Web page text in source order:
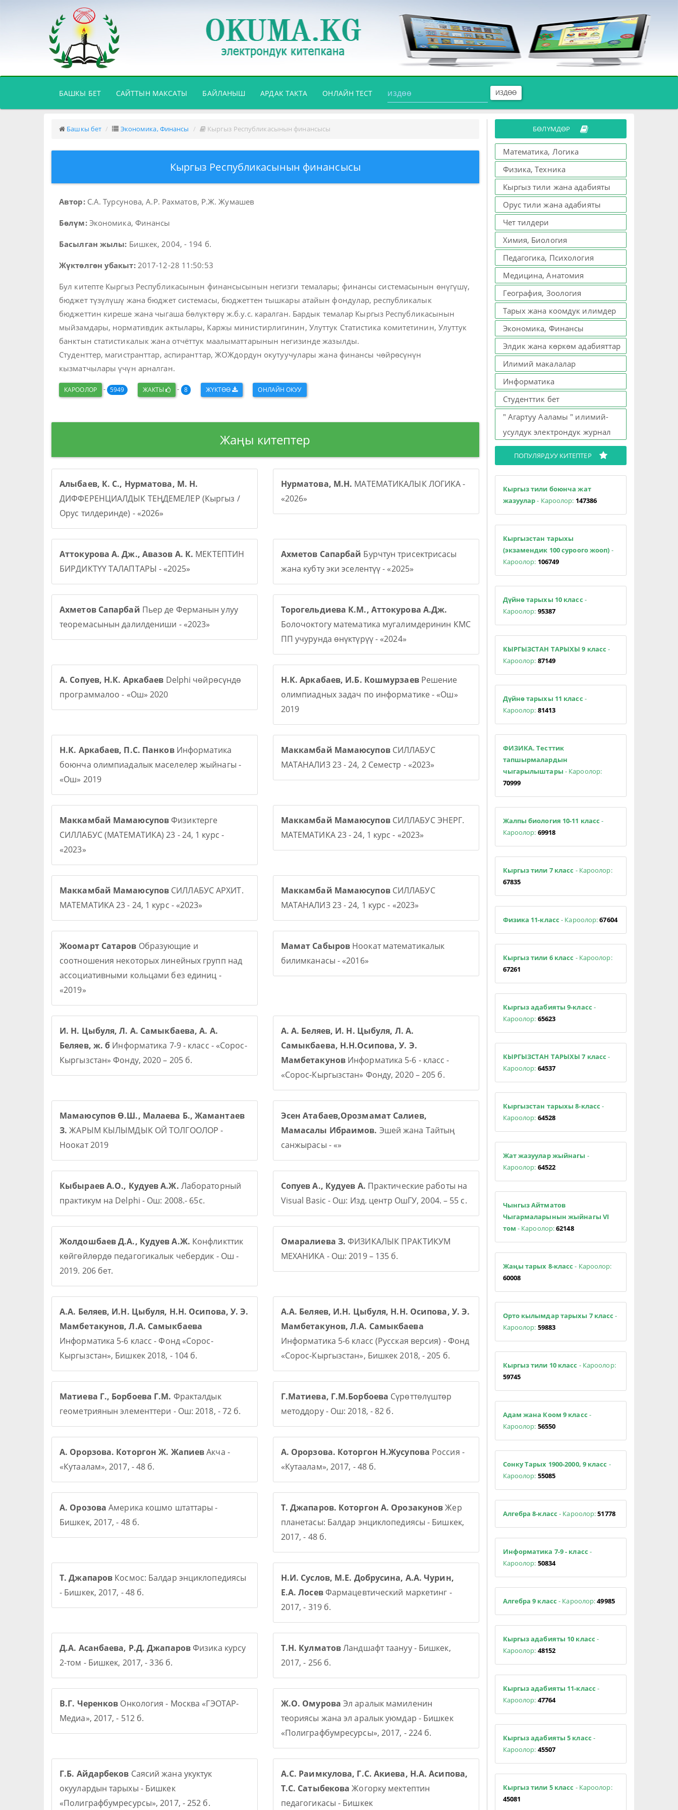
БАШКЫ БЕТ(CURRENT)
САЙТТЫН МАКСАТЫ БАЙЛАНЫШ АРДАК ТАКТА ОНЛАЙН ТЕСТ ИЗДӨӨ
Башкы бет Экономика, Финансы Кыргыз Республикасынын финансысы
Кыргыз Республикасынын финансысы
Автор:С.А. Турсунова, А.Р. Рахматов, Р.Ж. Жумашев
Бөлүм:Экономика, Финансы
Басылган жылы: Бишкек, 2004, - 194 б.
Жүктөлгөн убакыт:2017-12-28 11:50:53
Бул китепте Кыргыз Республикасынын финансысынын негизги темалары; финансы системасынын өнүгүшү,
бюджет түзүлүшү жана бюджет системасы, бюджеттен тышкары атайын фондулар, республикалык
бюджеттин киреше жана чыгаша бөлүктөрү ж.б.у.с. каралган. Бардык темалар Кыргыз Республикасынын
мыйзамдары, нормативдик актылары, Каржы министирлигинин, Улуттук Статистика комитетинин, Улуттук
банктын статистикалык жана отчёттук маалыматтарынын негизинде жазылды.
Студенттер, магистранттар, аспиранттар, ЖОЖдордун окутуучулары жана финансы чөйрөсүнүн
кызматчылары үчүн арналган.
КАРООЛОР - 5949 ЖАКТЫ - 8 ЖҮКТӨӨ ОНЛАЙН ОКУУ
Жаңы китептер
Алыбаев, К. С., Нурматова, М. Н.
ДИФФЕРЕНЦИАЛДЫК ТЕҢДЕМЕЛЕР (Кыргыз /
Орус тилдеринде) - «2026»
Нурматова, М.Н. МАТЕМАТИКАЛЫК ЛОГИКА -
«2026»
Аттокурова А. Дж., Авазов А. К. МЕКТЕПТИН
БИРДИКТҮҮ ТАЛАПТАРЫ - «2025»
Ахметов Сапарбай Бурчтун трисектрисасы
жана кубту эки эселентүү - «2025»
Ахметов Сапарбай Пьер де Ферманын улуу
теоремасынын далилдениши - «2023»
Торогельдиева К.М., Аттокурова А.Дж.
Болочоктогу математика мугалимдеринин КМС
ПП учурунда өнүктүрүү - «2024»
А. Сопуев, Н.К. Аркабаев Delphi чөйрөсүндө
программалоо - «Ош» 2020
Н.К. Аркабаев, И.Б. КошмурзаевРешение
олимпиадных задач по информатике - «Ош»
2019
Н.К. Аркабаев, П.С. ПанковИнформатика
боюнча олимпиадалык маселелер жыйнагы -
«Ош» 2019
Маккамбай МамаюсуповСИЛЛАБУС
МАТАНАЛИЗ 23 - 24, 2 Семестр - «2023»
Маккамбай МамаюсуповФизиктерге
СИЛЛАБУС (МАТЕМАТИКА) 23 - 24, 1 курс -
«2023»
Маккамбай МамаюсуповСИЛЛАБУС ЭНЕРГ.
МАТЕМАТИКА 23 - 24, 1 курс - «2023»
Маккамбай Мамаюсупов СИЛЛАБУС АРХИТ.
МАТЕМАТИКА 23 - 24, 1 курс - «2023»
Маккамбай МамаюсуповСИЛЛАБУС
МАТАНАЛИЗ 23 - 24, 1 курс - «2023»
Жоомарт Сатаров Образующие и
соотношения некоторых линейных групп над
ассоциативными кольцами без единиц -
«2019»
Мамат Сабыров Ноокат математикалык
билимканасы - «2016»
И. Н. Цыбуля, Л. А. Самыкбаева, А. А.
Беляев, ж. б Информатика 7-9 - класс - «Сорос-
Кыргызстан» Фонду, 2020 – 205 б.
А. А. Беляев, И. Н. Цыбуля, Л. А.
Самыкбаева, Н.Н.Осипова, У. Э.
МамбетакуновИнформатика 5-6 - класс -
«Сорос-Кыргызстан» Фонду, 2020 – 205 б.
Мамаюсупов Ө.Ш., Малаева Б., Жамантаев
З. ЖАРЫМ КЫЛЫМДЫК ОЙ ТОЛГООЛОР -
Ноокат 2019
Эсен Атабаев,Орозмамат Салиев,
Мамасалы Ибраимов. Эшей жана Тайтың
санжырасы - «»
Кыбыраев А.О., Кудуев А.Ж. Лабораторный
практикум на Delphi - Ош: 2008.- 65с.
Сопуев А., Кудуев А. Практические работы на
Visual Basic - Ош: Изд. центр ОшГУ, 2004. – 55 с.
Жолдошбаев Д.А., Кудуев А.Ж. Конфликттик
көйгөйлөрдө педагогикалык чебердик - Ош -
2019. 206 бет.
Омаралиева З. ФИЗИКАЛЫК ПРАКТИКУМ
МЕХАНИКА - Ош: 2019 – 135 б.
А.А. Беляев, И.Н. Цыбуля, Н.Н. Осипова, У. Э.
Мамбетакунов, Л.А. Самыкбаева
Информатика 5-6 класс - Фонд «Сорос-
Кыргызстан», Бишкек 2018, - 104 б.
А.А. Беляев, И.Н. Цыбуля, Н.Н. Осипова, У. Э.
Мамбетакунов, Л.А. Самыкбаева
Информатика 5-6 класс (Русская версия) - Фонд
«Сорос-Кыргызстан», Бишкек 2018, - 205 б.
Матиева Г., Борбоева Г.М. Фракталдык
геометриянын элементтери - Ош: 2018, - 72 б.
Г.Матиева, Г.М.Борбоева Сүрөттөлүштөр
методдору - Ош: 2018, - 82 б.
А. Орорзова. Которгон Ж. ЖапиевАкча -
«Кутаалам», 2017, - 48 б.
А. Орорзова. Которгон Н.Жусупова Россия -
«Кутаалам», 2017, - 48 б.
А. Орозова Америка кошмо штаттары -
Бишкек, 2017, - 48 б.
Т. Джапаров. Которгон А. ОрозакуновЖер
планетасы: Балдар энциклопедиясы - Бишкек,
2017, - 48 б.
Т. Джапаров Космос: Балдар энциклопедиясы
- Бишкек, 2017, - 48 б.
Н.И. Суслов, М.Е. Добрусина, А.А. Чурин,
Е.А. ЛосевФармацевтический маркетинг -
2017, - 319 б.
Д.А. Асанбаева, Р.Д. ДжапаровФизика курсу
2-том - Бишкек, 2017, - 336 б.
Т.Н. КулматовЛандшафт таануу - Бишкек,
2017, - 256 б.
В.Г. Черенков Онкология - Москва «ГЭОТАР-
Медиа», 2017, - 512 б.
Ж.О. Омурова Эл аралык мамиленин
теориясы жана эл аралык уюмдар - Бишкек
«Полиграфбумресурсы», 2017, - 224 б.
Г.Б. Айдарбеков Саясий жана укуктук
окуулардын тарыхы - Бишкек
«Полиграфбумресурсы», 2017, - 252 б.
А.С. Раимкулова, Г.С. Акиева, Н.А. Асипова,
Т.С. Сатыбекова Жогорку мектептин
педагогикасы - Бишкек
БӨЛҮМДӨР
Математика, Логика
Физика, Техника
Кыргыз тили жана адабияты
Орус тили жана адабияты
Чет тилдери
Химия, Биология
Педагогика, Психология
Медицина, Анатомия
География, Зоология
Тарых жана коомдук илимдер
Экономика, Финансы
Элдик жана көркөм адабияттар
Илимий макалалар
Информатика
Студенттик бет
" Агартуу Ааламы " илимий-
усулдук электрондук журнал
ПОПУЛЯРДУУ КИТЕПТЕР
Кыргыз тили боюнча жат
жазуулар- Кароолор: 147386
Кыргызстан тарыхы
(экзамендик 100 суроого жооп) -
Кароолор: 106749
Дүйнө тарыхы 10 класс -
Кароолор: 95387
КЫРГЫЗСТАН ТАРЫХЫ 9 класс -
Кароолор: 87149
Дүйнө тарыхы 11 класс -
Кароолор: 81413
ФИЗИКА. Тесттик
тапшырмалардын
чыгарылыштары - Кароолор:
70999
Жалпы биология 10-11 класс -
Кароолор: 69918
Кыргыз тили 7 класс - Кароолор:
67835
Физика 11-класс - Кароолор:67604
Кыргыз тили 6 класс - Кароолор:
67261
Кыргыз адабияты 9-класс -
Кароолор: 65623
КЫРГЫЗСТАН ТАРЫХЫ 7 класс -
Кароолор: 64537
Кыргызстан тарыхы 8-класс -
Кароолор: 64528
Жат жазуулар жыйнагы -
Кароолор: 64522
Чынгыз Айтматов
Чыгармаларынын жыйнагы VI
том - Кароолор:62148
Жаңы тарых 8-класс - Кароолор:
60008
Орто кылымдар тарыхы 7 класс-
Кароолор: 59883
Кыргыз тили 10 класс - Кароолор:
59745
Адам жана Коом 9 класс -
Кароолор: 56550
Сонку Тарых 1900-2000, 9 класс -
Кароолор: 55085
Алгебра 8-класс - Кароолор:51778
Информатика 7-9 - класс -
Кароолор: 50834
Алгебра 9 класс- Кароолор:49985
Кыргыз адабияты 10 класс -
Кароолор: 48152
Кыргыз адабияты 11-класс -
Кароолор: 47764
Кыргыз адабияты 5 класс -
Кароолор: 45507
Кыргыз тили 5 класс - Кароолор:
45081